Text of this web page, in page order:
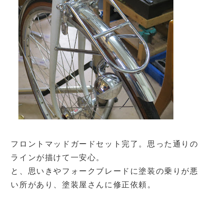
フロントマッドガードセット完了。思った通りの
ラインが描けて一安心。
と、思いきやフォークブレードに塗装の乗りが悪
い所があり、塗装屋さんに修正依頼。